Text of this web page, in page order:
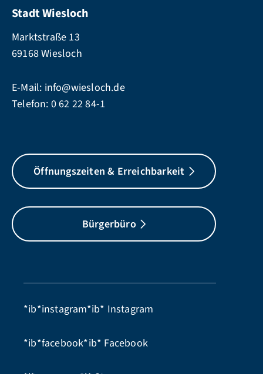
Stadt Wiesloch
Marktstraße 13
69168 Wiesloch
E-Mail: info@wiesloch.de
Telefon: 0 62 22 84-1
Öffnungszeiten & Erreichbarkeit
Bürgerbüro
*ib*instagram*ib* Instagram
*ib*facebook*ib* Facebook